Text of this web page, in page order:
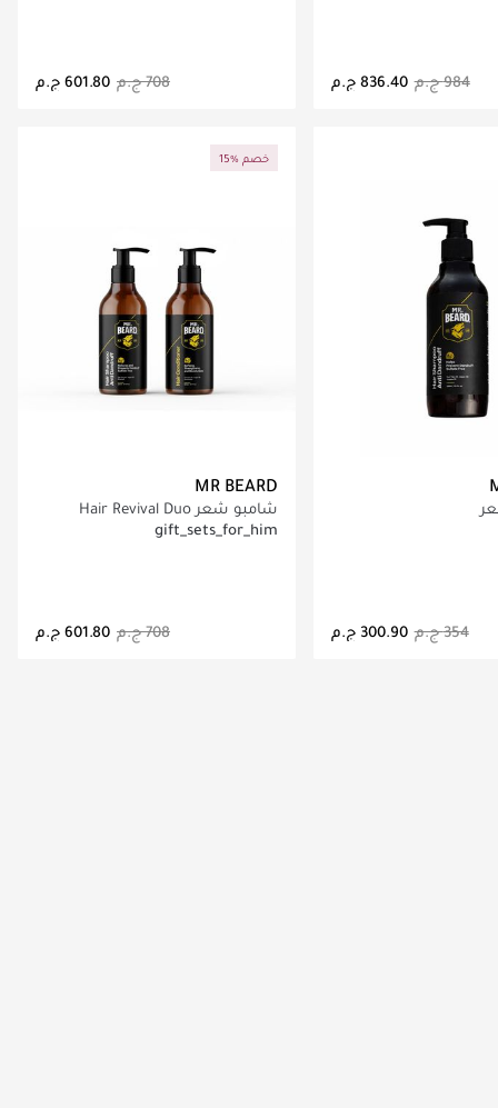
⁦984⁩ ج.م ⁦836.40⁩ ج.م
⁦354⁩ ج.م ⁦300.90⁩ ج.م
15% خصم
MR BEARD
شامبو شعر Hair Revival Duo
Bundle + بلسم الشعر
gift_sets_for_him